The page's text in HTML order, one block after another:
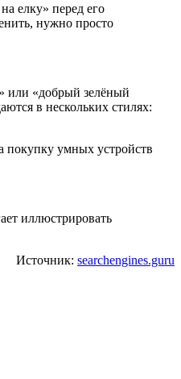
елку» перед его
нужно просто
или «добрый зелёный
в нескольких стилях:
покупку умных устройств
иллюстрировать
Источник: searchengines.guru